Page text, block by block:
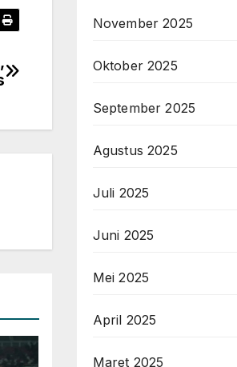
November 2025
Oktober 2025
September 2025
Agustus 2025
Juli 2025
Juni 2025
Mei 2025
April 2025
Maret 2025